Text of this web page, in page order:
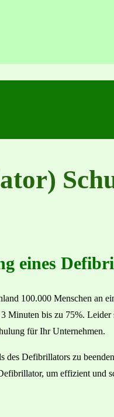
eines
100.000 Menschen an
Minuten bis zu 75%. Leider
für Ihr Unternehmen.
Defibrillators zu
um effizient und